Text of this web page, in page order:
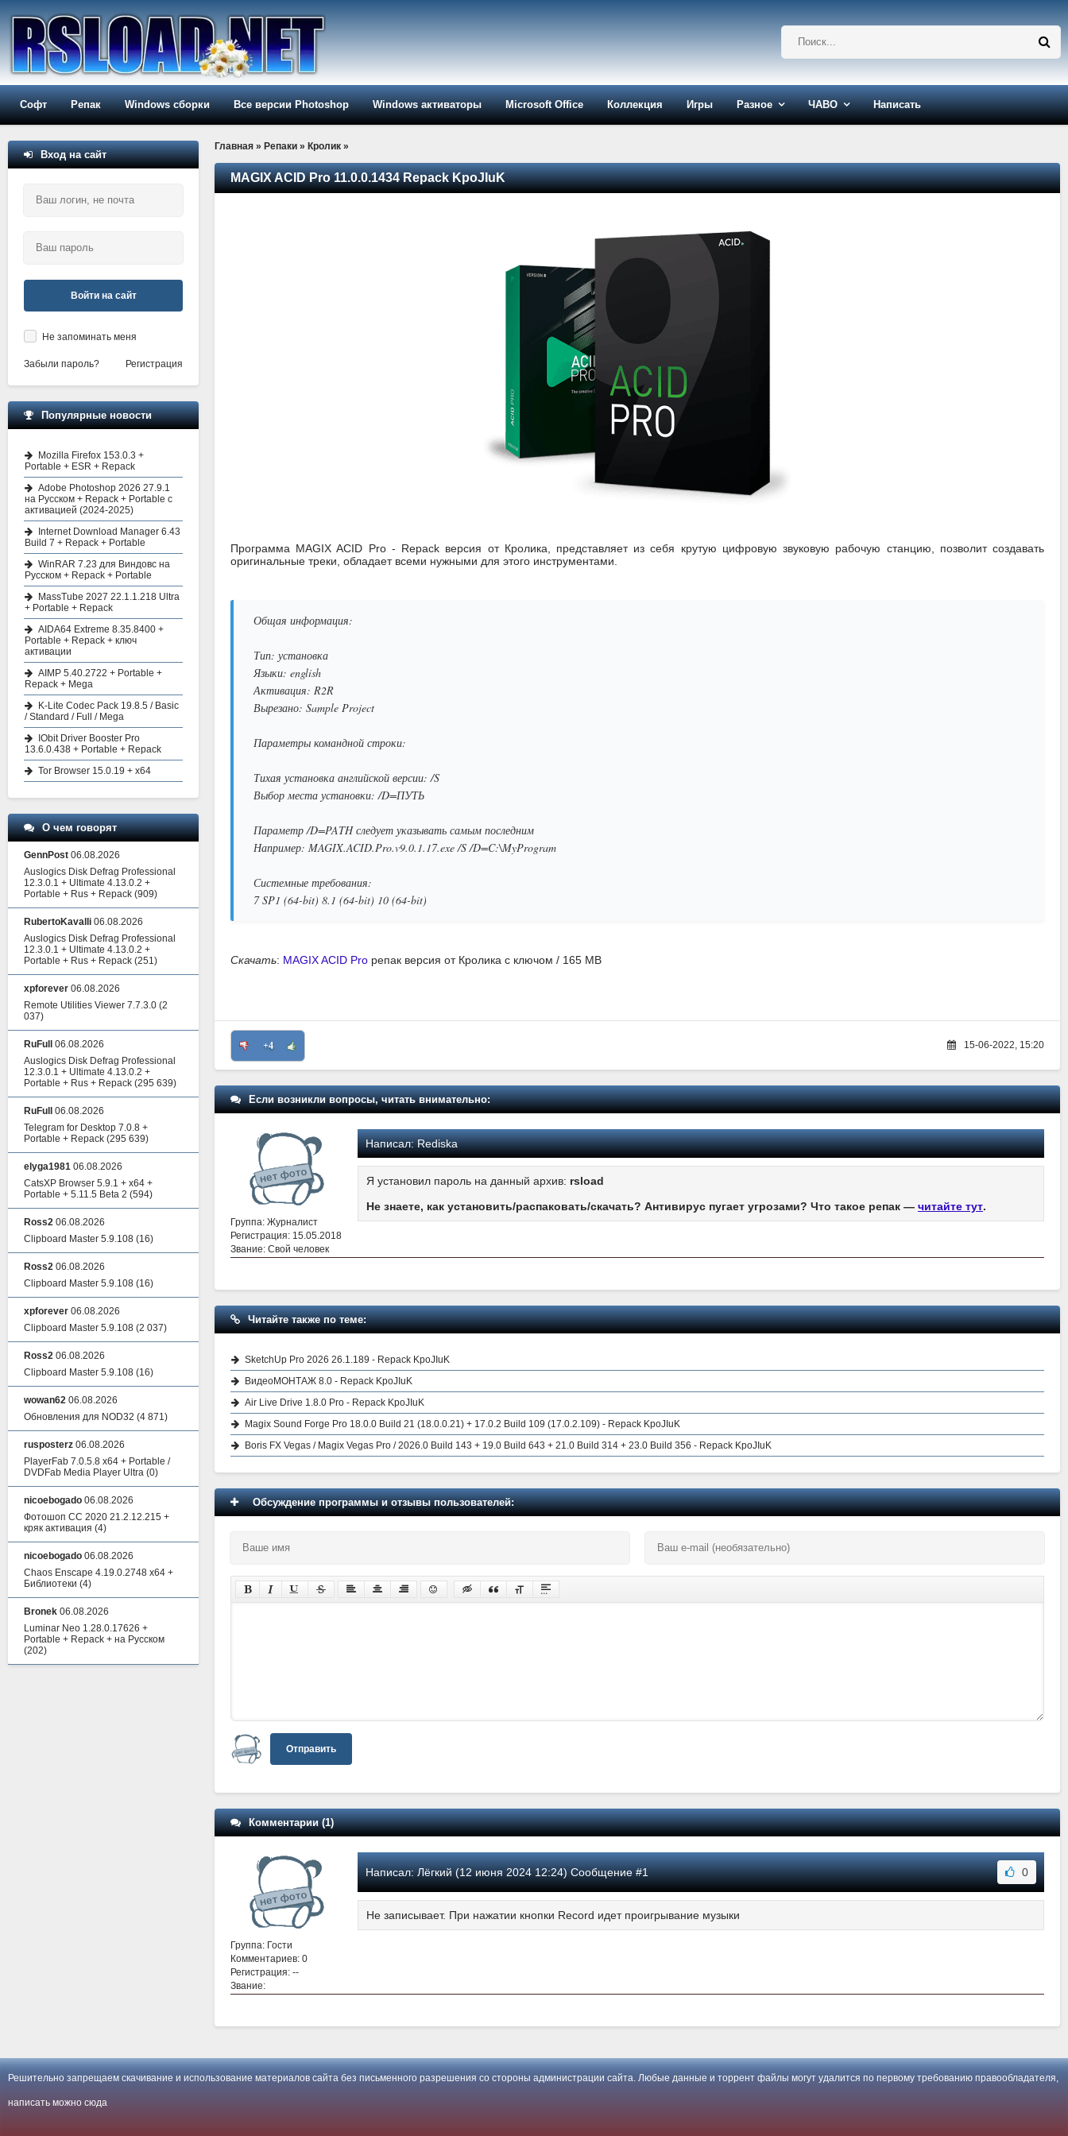
Софт Репак Windows сборки Все версии Photoshop Windows активаторы Microsoft Office Коллекция Игры Разное ЧАВО Написать
Главная » Репаки » Кролик »
MAGIX ACID Pro 11.0.0.1434 Repack KpoJIuK
Программа MAGIX ACID Pro - Repack версия от Кролика, представляет из себя крутую цифровую звуковую рабочую станцию, позволит создавать
оригинальные треки, обладает всеми нужными для этого инструментами.
Общая информация:
Тип: установка
Языки: english
Активация: R2R
Вырезано: Sample Project
Параметры командной строки:
Тихая установка английской версии: /S
Выбор места установки: /D=ПУТЬ
Параметр /D=PATH следует указывать самым последним
Например: MAGIX.ACID.Pro.v9.0.1.17.exe /S /D=C:\MyProgram
Системные требования:
7 SP1 (64-bit) 8.1 (64-bit) 10 (64-bit)
Скачать: MAGIX ACID Pro репак версия от Кролика с ключом / 165 MB
+4 15-06-2022, 15:20
Если возникли вопросы, читать внимательно:
Группа: Журналист
Регистрация: 15.05.2018
Звание: Свой человек
Написал:Rediska
Я установил пароль на данный архив: rsload
Не знаете, как установить/распаковать/скачать? Антивирус пугает угрозами? Что такое репак — читайте тут.
Читайте также по теме:
SketchUp Pro 2026 26.1.189 - Repack KpoJIuK
ВидеоМОНТАЖ 8.0 - Repack KpoJIuK
Air Live Drive 1.8.0 Pro - Repack KpoJIuK
Magix Sound Forge Pro 18.0.0 Build 21 (18.0.0.21) + 17.0.2 Build 109 (17.0.2.109) - Repack KpoJIuK
Boris FX Vegas / Magix Vegas Pro / 2026.0 Build 143 + 19.0 Build 643 + 21.0 Build 314 + 23.0 Build 356 - Repack KpoJIuK
Обсуждение программы и отзывы пользователей:
Отправить
Комментарии (1)
Группа: Гости
Комментариев: 0
Регистрация: --
Звание:
Написал:Лёгкий (12 июня 2024 12:24) Сообщение #1 0
Не записывает. При нажатии кнопки Record идет проигрывание музыки
Вход на сайт
Войти на сайт
Не запоминать меня
Забыли пароль? Регистрация
Популярные новости
Mozilla Firefox 153.0.3 +
Portable + ESR + Repack
Adobe Photoshop 2026 27.9.1
на Русском + Repack + Portable с
активацией (2024-2025)
Internet Download Manager 6.43
Build 7 + Repack + Portable
WinRAR 7.23 для Виндовс на
Русском + Repack + Portable
MassTube 2027 22.1.1.218 Ultra
+ Portable + Repack
AIDA64 Extreme 8.35.8400 +
Portable + Repack + ключ
активации
AIMP 5.40.2722 + Portable +
Repack + Mega
K-Lite Codec Pack 19.8.5 / Basic
/ Standard / Full / Mega
IObit Driver Booster Pro
13.6.0.438 + Portable + Repack
Tor Browser 15.0.19 + x64
О чем говорят
GennPost 06.08.2026
Auslogics Disk Defrag Professional
12.3.0.1 + Ultimate 4.13.0.2 +
Portable + Rus + Repack (909)
RubertoKavalli 06.08.2026
Auslogics Disk Defrag Professional
12.3.0.1 + Ultimate 4.13.0.2 +
Portable + Rus + Repack (251)
xpforever 06.08.2026
Remote Utilities Viewer 7.7.3.0 (2
037)
RuFull
06.08.2026
Auslogics Disk Defrag Professional
12.3.0.1 + Ultimate 4.13.0.2 +
Portable + Rus + Repack (295 639)
RuFull
06.08.2026
Telegram for Desktop 7.0.8 +
Portable + Repack (295 639)
elyga1981 06.08.2026
CatsXP Browser 5.9.1 + x64 +
Portable + 5.11.5 Beta 2 (594)
Ross2 06.08.2026
Clipboard Master 5.9.108 (16)
Ross2 06.08.2026
Clipboard Master 5.9.108 (16)
xpforever 06.08.2026
Clipboard Master 5.9.108 (2 037)
Ross2 06.08.2026
Clipboard Master 5.9.108 (16)
wowan62 06.08.2026
Обновления для NOD32 (4 871)
rusposterz 06.08.2026
PlayerFab 7.0.5.8 x64 + Portable /
DVDFab Media Player Ultra (0)
nicoebogado 06.08.2026
Фотошоп СС 2020 21.2.12.215 +
кряк активация (4)
nicoebogado 06.08.2026
Chaos Enscape 4.19.0.2748 x64 +
Библиотеки (4)
Bronek 06.08.2026
Luminar Neo 1.28.0.17626 +
Portable + Repack + на Русском
(202)
Решительно запрещаем скачивание и использование материалов сайта без письменного разрешения со стороны администрации сайта. Любые данные и торрент файлы могут удалится по первому требованию правообладателя,
написать можно сюда